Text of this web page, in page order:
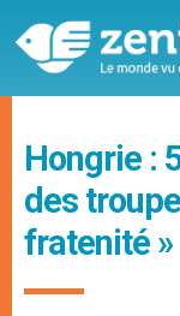
Hongrie :
des
fratenité »